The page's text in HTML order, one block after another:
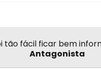
tão fácil ficar bem
Antagonista